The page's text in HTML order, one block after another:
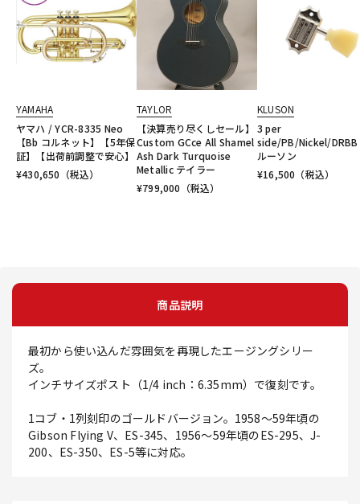
YAMAHA
ヤマハ / YCR-8335 Neo
【Bb コルネット】【5年保
証】【出荷前調整で安心】
¥430,650 （税込）
TAYLOR
【決算売り尽くしセール】
Custom GCce All Shamel
Ash Dark Turquoise
Metallic テイラー
¥799,000 （税込）
KLUSON
3 per
side/PB/Nickel/DRBB
ルーソン
¥16,500 （税込）
商品説明
最初から使い込んだ雰囲気を再現したエージングシリー
ズ。
インチサイズポスト（1/4 inch：6.35mm）で復刻です。
1コブ・1列刻印のゴールドバージョン。1958～59年頃の
Gibson Flying V、ES-345、1956～59年頃のES-295、J-
200、ES-350、ES-5等に対応。